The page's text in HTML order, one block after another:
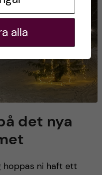
det nya
hoppas ni haft ett
alla